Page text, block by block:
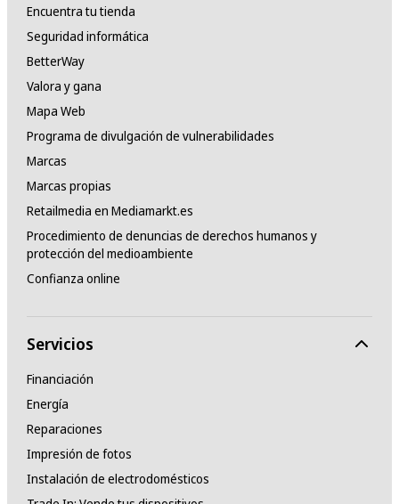
Encuentra tu tienda
Seguridad informática
BetterWay
Valora y gana
Mapa Web
Programa de divulgación de vulnerabilidades
Marcas
Marcas propias
Retailmedia en Mediamarkt.es
Procedimiento de denuncias de derechos humanos y
protección del medioambiente
Confianza online
Servicios
Financiación
Energía
Reparaciones
Impresión de fotos
Instalación de electrodomésticos